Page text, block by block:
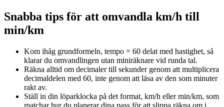
Snabba tips för att omvandla km/h till
min/km
Kom ihåg grundformeln, tempo = 60 delat med hastighet, så
klarar du omvandlingen utan miniräknare vid runda tal.
Räkna alltid om decimaler till sekunder genom att multiplicera
decimaldelen med 60, inte genom att läsa av den som minuter
rakt av.
Ställ in din löparklocka på det format, km/h eller min/km, som
matchar hur du planerar dina pass för att slippa räkna om i